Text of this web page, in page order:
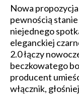
Nowa
pewnością
niejednego
eleganckiej
2.0 łączy
beczkowatego
producent
włącznik,